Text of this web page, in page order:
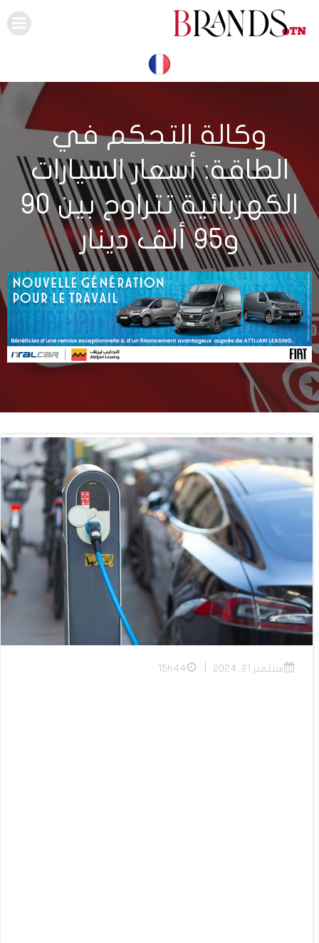
وكالة التحكم في
الطاقة: أسعار السيارات
الكهربائية تتراوح بين 90
و95 ألف دينار
سبتمبر 21, 2024 15h44